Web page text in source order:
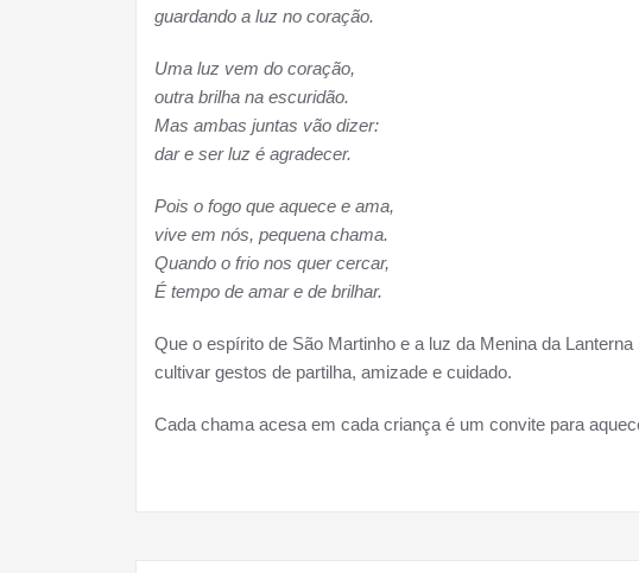
guardando a luz no coração.
Uma luz vem do coração,
outra brilha na escuridão.
Mas ambas juntas vão dizer:
dar e ser luz é agradecer.
Pois o fogo que aquece e ama,
vive em nós, pequena chama.
Quando o frio nos quer cercar,
É tempo de amar e de brilhar.
Que o espírito de São Martinho e a luz da Menina da
cultivar gestos de partilha, amizade e cuidado.
Cada chama acesa em cada criança é um convite para